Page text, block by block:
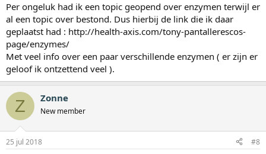
Per ongeluk had ik een topic geopend over enzymen terwijl er
al een topic over bestond. Dus hierbij de link die ik daar
geplaatst had : http://health-axis.com/tony-pantallerescos-
page/enzymes/
Met veel info over een paar verschillende enzymen ( er zijn er
geloof ik ontzettend veel ).
Z Zonne
New member
25 jul 2018 #8